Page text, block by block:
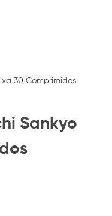
30 Comprimidos
Sankyo